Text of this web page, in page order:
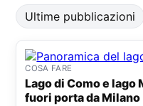
Ultime pubblicazioni
COSA FARE
Lago di Como e lago Maggiore in giornata: gite
fuori porta da Milano